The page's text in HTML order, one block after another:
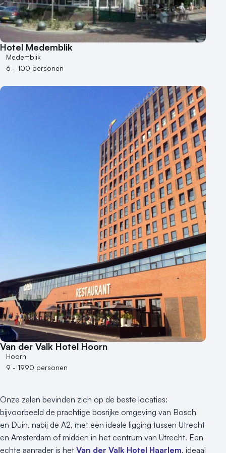
Theater
Varende locatie
Hotel Medemblik
Medemblik
6 - 100 personen
Van der Valk Hotel Hoorn
Hoorn
9 - 1990 personen
Onze zalen bevinden zich op de beste locaties:
bijvoorbeeld de prachtige bosrijke omgeving van Bosch
en Duin, nabij de A2, met een ideale ligging tussen Utrecht
en Amsterdam of midden in het centrum van Utrecht. Een
echte aanrader is het Van der Valk Hotel Haarlem, ideaal